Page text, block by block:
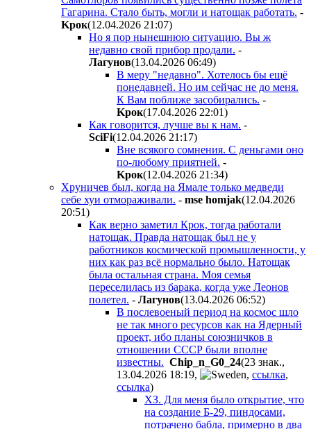
Гагарина. Стало быть, могли и натощак работать. -
Kpoк(12.04.2026 21:07)
Но я пор нынешнюю ситуацию. Вы ж
недавно свой прибор продали. -
Лaгyнoв(13.04.2026 06:49)
В меру "недавно". Хотелось бы ещё
понедавней. Но им сейчас не до меня.
К Вам поближе засобирались. -
Kpoк(17.04.2026 22:01)
Как говорится, лучше вы к нам. -
SciFi(12.04.2026 21:17)
Вне всякого сомнения. С деньгами оно
по-любому приятней. -
Kpoк(12.04.2026 21:34)
Хруничев был, когда на Ямале только медведи
себе хуи отмораживали. - mse homjak(12.04.2026
20:51)
Как верно заметил Крок, тогда работали
натощак. Правда натощак был не у
работников космической промышленности, у
них как раз всё нормально было. Натощак
была остальная страна. Моя семья
переселилась из барака, когда уже Леонов
полетел. - Лaгyнoв(13.04.2026 06:52)
В послевоеный период на космос шло
не так много ресурсов как на Ядерный
проект, ибо планы союзничков в
отношении СССР были вполне
известны. Chip_n_G0_24(23 знак.,
13.04.2026 18:19, , ссылка,
ссылка)
ХЗ. Для меня было открытие, что
на создание Б-29, пиндосами,
потрачено бабла, примерно в два